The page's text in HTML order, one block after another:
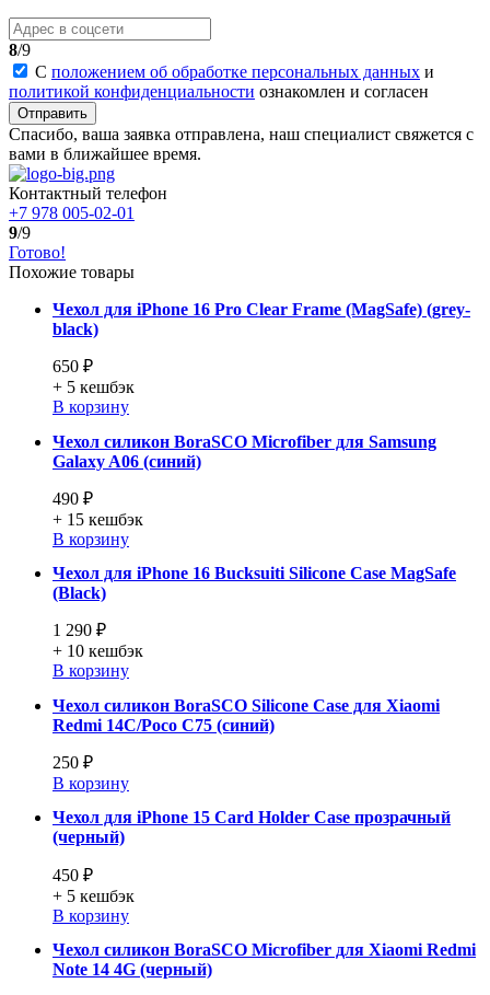
8/9
С положением об обработке персональных данных и
политикой конфиденциальности ознакомлен и согласен
Отправить
Спасибо, ваша заявка отправлена, наш специалист свяжется с
вами в ближайшее время.
Контактный телефон
+7 978 005-02-01
9/9
Готово!
Похожие товары
Чехол для iPhone 16 Pro Clear Frame (MagSafe) (grey-
black)
650 ₽
+ 5 кешбэк
В корзину
Чехол силикон BoraSCO Microfiber для Samsung
Galaxy A06 (синий)
490 ₽
+ 15 кешбэк
В корзину
Чехол для iPhone 16 Bucksuiti Silicone Case MagSafe
(Black)
1 290 ₽
+ 10 кешбэк
В корзину
Чехол силикон BoraSCO Silicone Case для Xiaomi
Redmi 14C/Poco C75 (синий)
250 ₽
В корзину
Чехол для iPhone 15 Card Holder Case прозрачный
(черный)
450 ₽
+ 5 кешбэк
В корзину
Чехол силикон BoraSCO Microfiber для Xiaomi Redmi
Note 14 4G (черный)